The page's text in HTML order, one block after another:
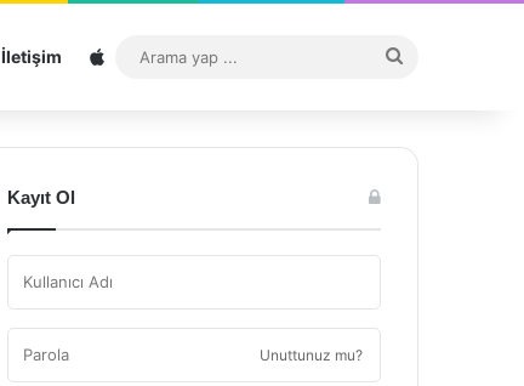
İletişim Sitemap
...
Kayıt Ol
Unuttunuz mu?